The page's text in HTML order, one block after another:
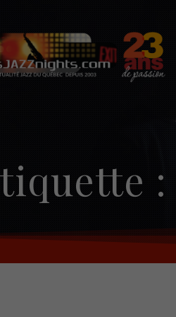
: